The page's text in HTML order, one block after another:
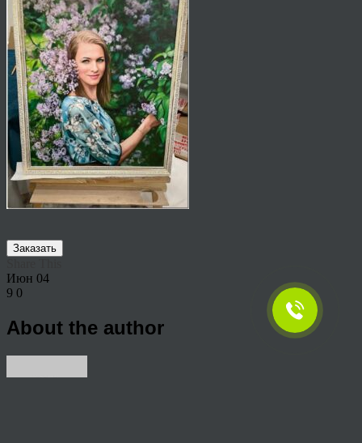
Заказать
Июн 04
9 0
About the author